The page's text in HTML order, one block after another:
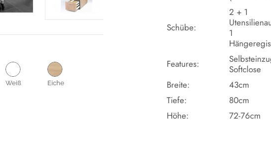
Weiß Eiche
Schübe:
2 + 1
1
Features:
Softclose
Breite:
43cm
Tiefe:
80cm
Höhe:
72-76cm